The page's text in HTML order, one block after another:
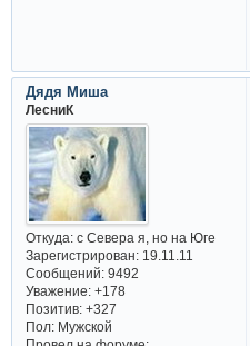
Дядя Миша
ЛесниК
Откуда:с Севера я, но на Юге
Зарегистрирован: 19.11.11
Сообщений:9492
Уважение: +178
Позитив: +327
Пол:Мужской